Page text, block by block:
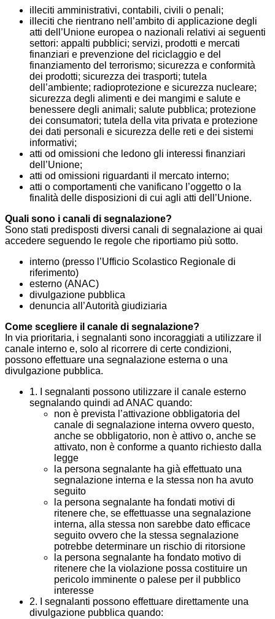
illeciti amministrativi, contabili, civili o penali;
illeciti che rientrano nell’ambito di applicazione degli
atti dell’Unione europea o nazionali relativi ai seguenti
settori: appalti pubblici; servizi, prodotti e mercati
finanziari e prevenzione del riciclaggio e del
finanziamento del terrorismo; sicurezza e conformità
dei prodotti; sicurezza dei trasporti; tutela
dell’ambiente; radioprotezione e sicurezza nucleare;
sicurezza degli alimenti e dei mangimi e salute e
benessere degli animali; salute pubblica; protezione
dei consumatori; tutela della vita privata e protezione
dei dati personali e sicurezza delle reti e dei sistemi
informativi;
atti od omissioni che ledono gli interessi finanziari
dell’Unione;
atti od omissioni riguardanti il mercato interno;
atti o comportamenti che vanificano l’oggetto o la
finalità delle disposizioni di cui agli atti dell’Unione.
Quali sono i canali di segnalazione?
Sono stati predisposti diversi canali di segnalazione ai quai
accedere seguendo le regole che riportiamo più sotto.
interno (presso l’Ufficio Scolastico Regionale di
riferimento)
esterno (ANAC)
divulgazione pubblica
denuncia all’Autorità giudiziaria
Come scegliere il canale di segnalazione?
In via prioritaria, i segnalanti sono incoraggiati a utilizzare il
canale interno e, solo al ricorrere di certe condizioni,
possono effettuare una segnalazione esterna o una
divulgazione pubblica.
1. I segnalanti possono utilizzare il canale esterno
segnalando quindi ad ANAC quando:
non è prevista l’attivazione obbligatoria del
canale di segnalazione interna ovvero questo,
anche se obbligatorio, non è attivo o, anche se
attivato, non è conforme a quanto richiesto dalla
legge
la persona segnalante ha già effettuato una
segnalazione interna e la stessa non ha avuto
seguito
la persona segnalante ha fondati motivi di
ritenere che, se effettuasse una segnalazione
interna, alla stessa non sarebbe dato efficace
seguito ovvero che la stessa segnalazione
potrebbe determinare un rischio di ritorsione
la persona segnalante ha fondato motivo di
ritenere che la violazione possa costituire un
pericolo imminente o palese per il pubblico
interesse
2. I segnalanti possono effettuare direttamente una
divulgazione pubblica quando: